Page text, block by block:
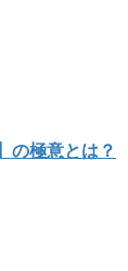
の極意とは？